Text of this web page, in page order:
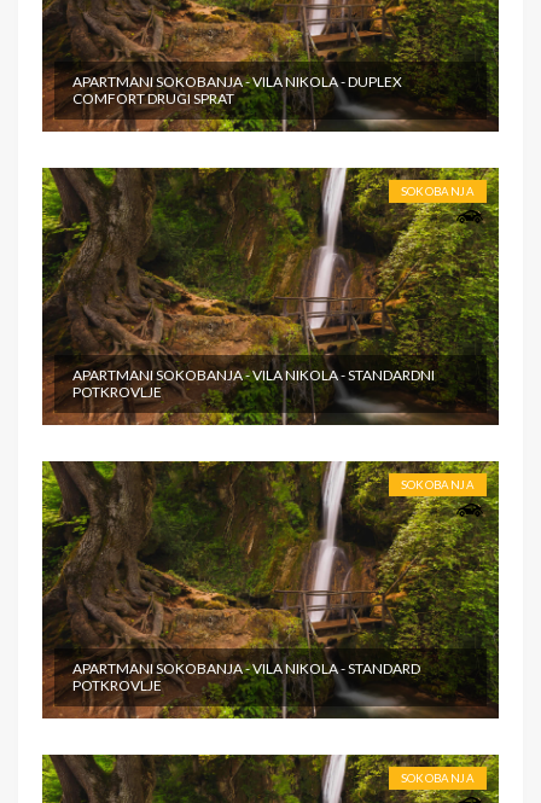
APARTMANI SOKOBANJA - VILA NIKOLA - DUPLEX
COMFORT DRUGI SPRAT
SOKOBANJA
APARTMANI SOKOBANJA - VILA NIKOLA - STANDARDNI
POTKROVLJE
SOKOBANJA
APARTMANI SOKOBANJA - VILA NIKOLA - STANDARD
POTKROVLJE
SOKOBANJA